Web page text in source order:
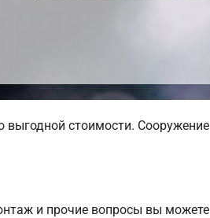
стоимости. Сооружение
и прочие вопросы вы можете